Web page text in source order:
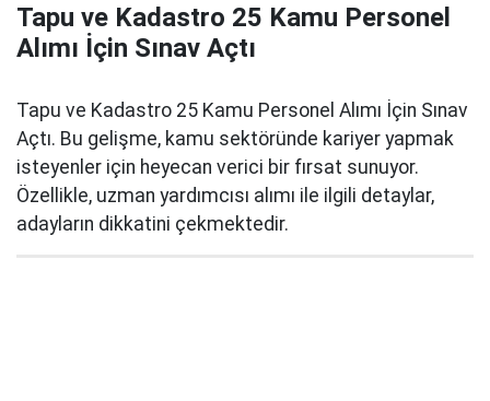
Tapu ve Kadastro 25 Kamu Personel
Alımı İçin Sınav Açtı
Tapu ve Kadastro 25 Kamu Personel Alımı İçin Sınav
Açtı. Bu gelişme, kamu sektöründe kariyer yapmak
isteyenler için heyecan verici bir fırsat sunuyor.
Özellikle, uzman yardımcısı alımı ile ilgili detaylar,
adayların dikkatini çekmektedir.